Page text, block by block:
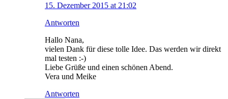
15. Dezember 2015 at 21:02
Antworten
Hallo Nana,
vielen Dank für diese tolle Idee. Das werden wir direkt
mal testen :-)
Liebe Grüße und einen schönen Abend.
Vera und Meike
Antworten